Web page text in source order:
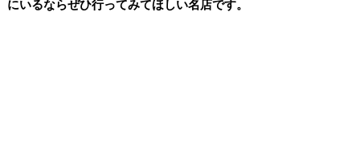
にいるならぜひ行ってみてほしい名店です。